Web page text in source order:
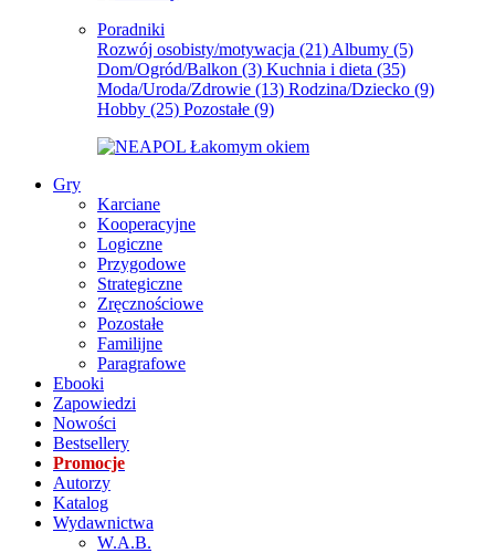
Poradniki
Rozwój osobisty/motywacja (21) Albumy (5)
Dom/Ogród/Balkon (3) Kuchnia i dieta (35)
Moda/Uroda/Zdrowie (13) Rodzina/Dziecko (9)
Hobby (25) Pozostałe (9)
Gry
Karciane
Kooperacyjne
Logiczne
Przygodowe
Strategiczne
Zręcznościowe
Pozostałe
Familijne
Paragrafowe
Ebooki
Zapowiedzi
Nowości
Bestsellery
Promocje
Autorzy
Katalog
Wydawnictwa
W.A.B.